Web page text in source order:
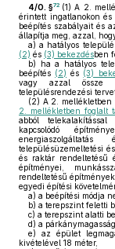
4/O. §72 (1) A 2.
érintett ingatlanokon
beépítés szabályait és
állapítja meg, azzal,
a) a hatályos
(2) és (3) bekezdésben
b) ha a hatályos
beépítés (2) és (3)
vagy azzal össze
településrendezési
(2) A 2. mellékletben
2. mellékletben foglalt
abból
kapcsolódó
településüzemeltetési
és raktár rendeltetésű
építményei,
rendeltetésű
egyedi építési
a) a beépítési módja
b) a terepszint feletti
c) a terepszint alatti
d) a
e) az épület
kivételével 18 méter,